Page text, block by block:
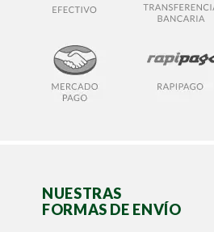
NUESTRAS
FORMAS DE ENVÍO